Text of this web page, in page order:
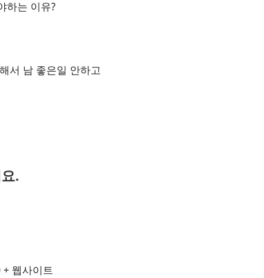
하는 이유?
서 남 좋은일 안하고
.
+ 웹사이트